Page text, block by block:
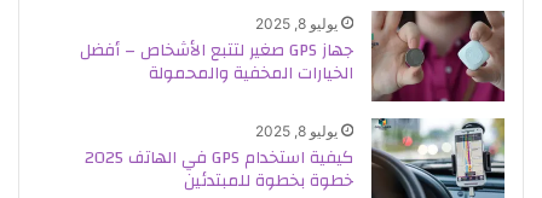
يوليو 8, 2025
جهاز GPS صغير لتتبع الأشخاص – أفضل
الخيارات المخفية والمحمولة
يوليو 8, 2025
كيفية استخدام GPS في الهاتف 2025
خطوة بخطوة للمبتدئين